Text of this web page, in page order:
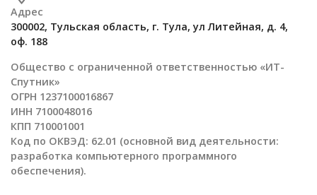
Адрес
300002, Тульская область, г. Тула, ул Литейная, д. 4,
оф. 188
Общество с ограниченной ответственностью «ИТ-
Спутник»
ОГРН 1237100016867
ИНН 7100048016
КПП 710001001
Код по ОКВЭД: 62.01 (основной вид деятельности:
разработка компьютерного программного
обеспечения).